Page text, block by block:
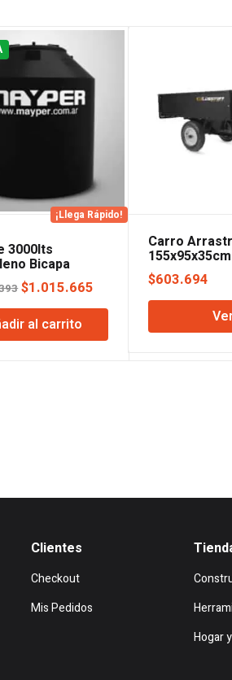
¡Llega Rápido!
3000lts
Bicapa
El
precio
original
era:
$1.015.665
precio
es:
al carrito
Carro
$603.694
Clientes
Checkout
Mis Pedidos
Hogar